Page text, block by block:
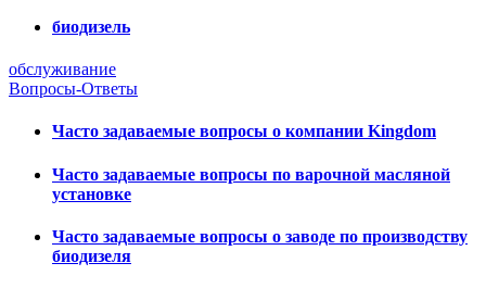
биодизель
обслуживание
Вопросы-Ответы
Часто задаваемые вопросы о компании Kingdom
Часто задаваемые вопросы по варочной масляной
установке
Часто задаваемые вопросы о заводе по производству
биодизеля